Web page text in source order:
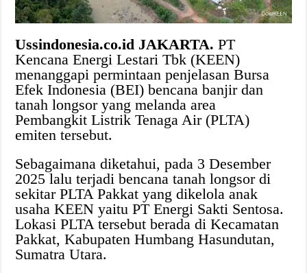
Ussindonesia.co.id JAKARTA. PT
Kencana Energi Lestari Tbk (KEEN)
menanggapi permintaan penjelasan Bursa
Efek Indonesia (BEI) bencana banjir dan
tanah longsor yang melanda area
Pembangkit Listrik Tenaga Air (PLTA)
emiten tersebut.
Sebagaimana diketahui, pada 3 Desember
2025 lalu terjadi bencana tanah longsor di
sekitar PLTA Pakkat yang dikelola anak
usaha KEEN yaitu PT Energi Sakti Sentosa.
Lokasi PLTA tersebut berada di Kecamatan
Pakkat, Kabupaten Humbang Hasundutan,
Sumatra Utara.